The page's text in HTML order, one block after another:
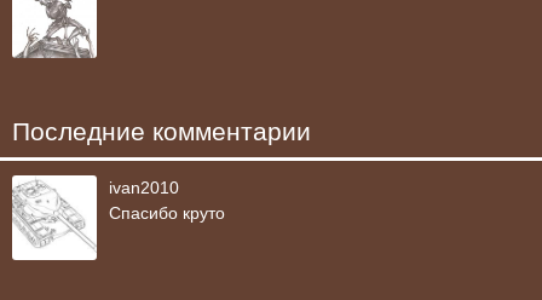
Последние комментарии
ivan2010
Спасибо круто